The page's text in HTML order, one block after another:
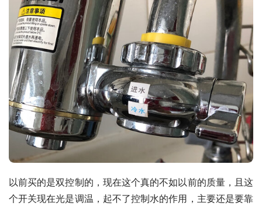
以前买的是双控制的，现在这个真的不如以前的质量，且这
个开关现在光是调温，起不了控制水的作用，主要还是要靠